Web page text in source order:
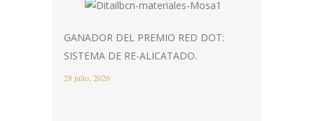
GANADOR DEL PREMIO RED DOT:
SISTEMA DE RE-ALICATADO.
28 julio, 2026